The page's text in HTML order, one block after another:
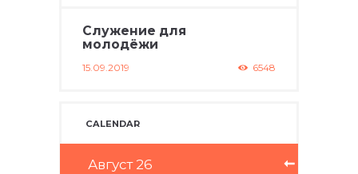
Служение для
молодёжи
15.09.2019 6548
CALENDAR
Август 26